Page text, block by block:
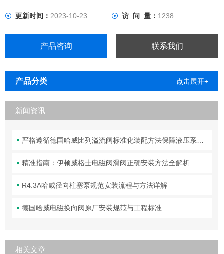
更新时间：2023-10-23 访 问 量： 1238
产品咨询 联系我们
产品分类 点击展开+
新闻资讯
严格遵循德国哈威比列溢流阀标准化装配方法保障液压系统压力调控精准可靠
精准指南：伊顿威格士电磁阀滑阀正确安装方法全解析
R4.3A哈威径向柱塞泵规范安装流程与方法详解
德国哈威电磁换向阀原厂安装规范与工程标准
相关文章